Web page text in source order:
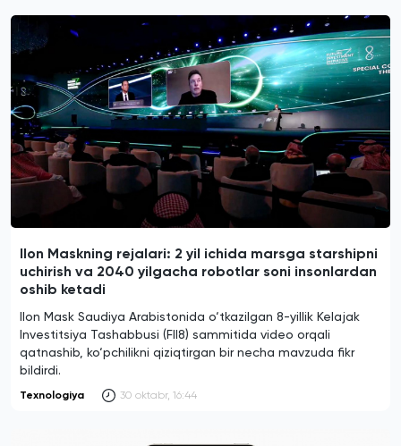
Ilon Maskning rejalari: 2 yil ichida marsga starshipni
uchirish va 2040 yilgacha robotlar soni insonlardan
oshib ketadi
Ilon Mask Saudiya Arabistonida o‘tkazilgan 8-yillik Kelajak
Investitsiya Tashabbusi (FII8) sammitida video orqali
qatnashib, ko‘pchilikni qiziqtirgan bir necha mavzuda fikr
bildirdi.
Texnologiya 30 oktabr, 16:44